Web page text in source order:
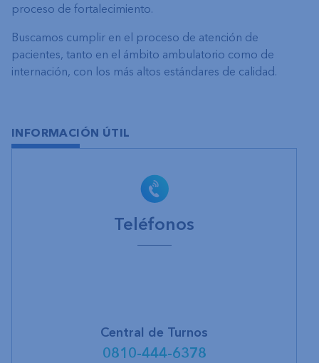
proceso de fortalecimiento.
Buscamos cumplir en el proceso de atención de
pacientes, tanto en el ámbito ambulatorio como de
internación, con los más altos estándares de calidad.
INFORMACIÓN ÚTIL
Teléfonos
Central de Turnos
0810-444-6378